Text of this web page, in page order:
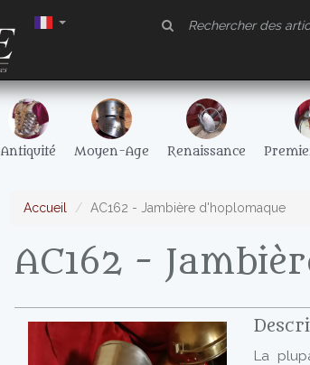
Antiquité Moyen-Age Renaissance
Accueil AC162 - Jambière d'hoplomaque
AC162 -
La